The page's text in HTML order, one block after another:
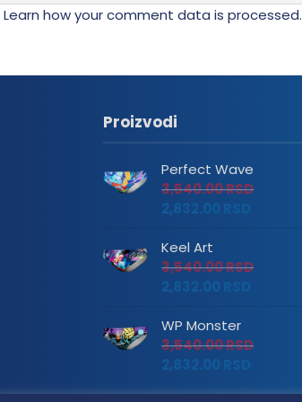
Learn how your comment data is processed.
Proizvodi
Perfect Wave
3,540.00RSD
2,832.00
Keel Art
3,540.00RSD
2,832.00
WP Monster
3,540.00RSD
2,832.00